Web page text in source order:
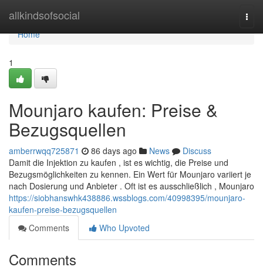
allkindsofsocial
Home
Home
1
Mounjaro kaufen: Preise &
Bezugsquellen
amberrwqq725871 86 days ago News
Discuss
Damit die Injektion zu kaufen , ist es wichtig, die Preise und
Bezugsmöglichkeiten zu kennen. Ein Wert für Mounjaro variiert je
nach Dosierung und Anbieter . Oft ist es ausschließlich , Mounjaro
https://siobhanswhk438886.wssblogs.com/40998395/mounjaro-
kaufen-preise-bezugsquellen
Comments
Who Upvoted
Comments